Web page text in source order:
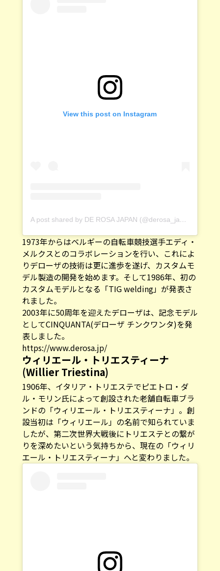
View this post on Instagram
A post shared by DE ROSA JAPAN (@derosa_japan)
1973年からはベルギーの自転車競技選手エディ・
メルクスとのコラボレーションを行い、これによ
りデローザの技術は更に進歩を遂げ、カスタムモ
デル製造の開発を始めます。そして1986年、初の
カスタムモデルとなる「TIG welding」が発表さ
れました。
2003年に50周年を迎えたデローザは、記念モデル
としてCINQUANTA(デローザ チンクワンタ)を発
表しました。
https://www.derosa.jp/
ウィリエール・トリエスティーナ
(Willier Triestina)
1906年、イタリア・トリエステでピエトロ・ダ
ル・モリン氏によって創設された老舗自転車ブラ
ンドの「ウィリエール・トリエスティーナ」。創
設当初は「ウィリエール」の名前で知られていま
したが、第二次世界大戦後にトリエステとの繋が
りを深めたいという気持ちから、現在の「ウィリ
エール・トリエスティーナ」へと変わりました。